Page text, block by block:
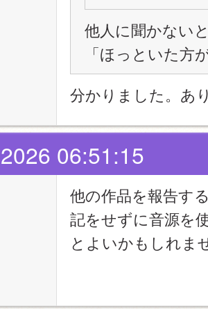
他人に聞かない
「ほっといた方
分かりました。あ
06:51:15
他の作品を報告す
記をせずに音源を
とよいかもしれま